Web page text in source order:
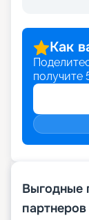
Как
получите
Выгодные
партнеров